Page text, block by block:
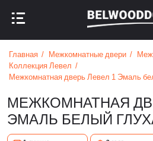
НАЗАД В МЕНЮ
НАЗАД В МЕНЮ
Главная Межкомнатные двери
Коллекция Левел
Межкомнатная дверь Левел 1 Эмаль
МЕЖКОМНАТНАЯ
ЭМАЛЬ БЕЛЫЙ